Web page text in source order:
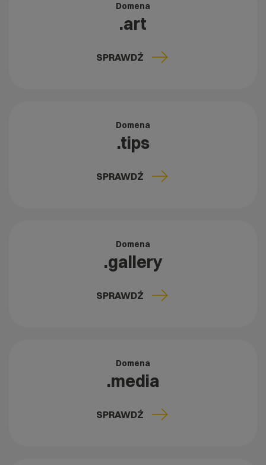
Domena
.art
SPRAWDŹ
Domena
.tips
SPRAWDŹ
Domena
.gallery
SPRAWDŹ
Domena
.media
SPRAWDŹ